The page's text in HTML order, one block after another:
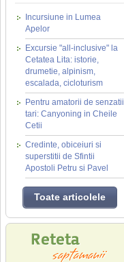
Incursiune in Lumea
Apelor
Excursie "all-inclusive" la
Cetatea Lita: istorie,
drumetie, alpinism,
escalada, cicloturism
Pentru amatorii de senzatii
tari: Canyoning in Cheile
Cetii
Credinte, obiceiuri si
superstitii de Sfintii
Apostoli Petru si Pavel
Toate articolele